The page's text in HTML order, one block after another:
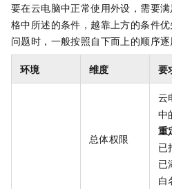
要在云电脑中正常使用外设，需要
格中所述的条件，越靠上方的条件
问题时，一般按照自下而上的顺序逐
环境 维度 要
总体权限
云
中
重
已
已
白